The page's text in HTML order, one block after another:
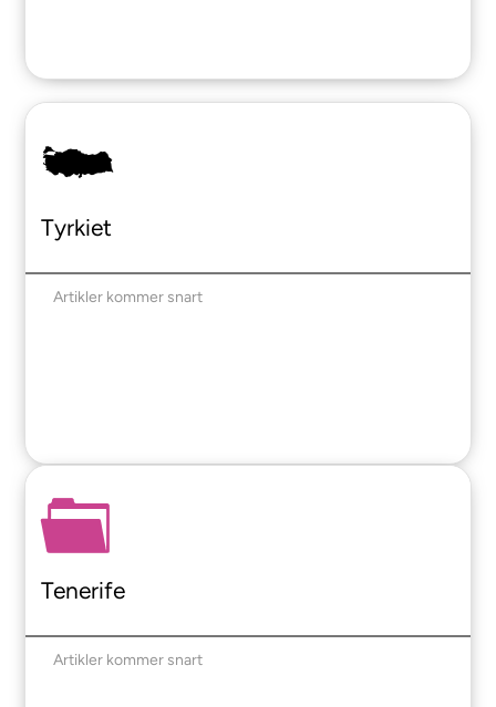
Tyrkiet
Artikler kommer snart
Tenerife
Artikler kommer snart